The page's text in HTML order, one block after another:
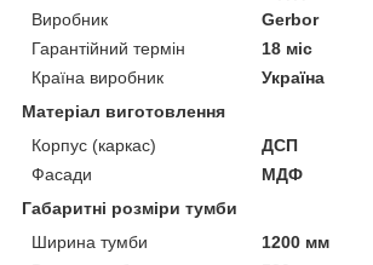
Виробник
Gerbor
Гарантійний термін
18 міс
Країна виробник
Україна
Матеріал виготовлення
Корпус (каркас)
ДСП
Фасади
МДФ
Габаритні розміри тумби
Ширина тумби
1200 мм